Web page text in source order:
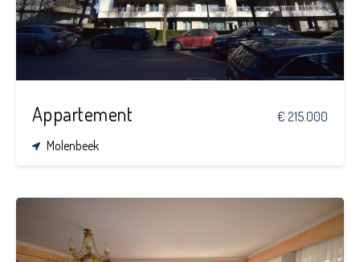
Appartement
€ 215.000
Molenbeek